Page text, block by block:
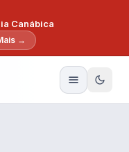
Canábica
→